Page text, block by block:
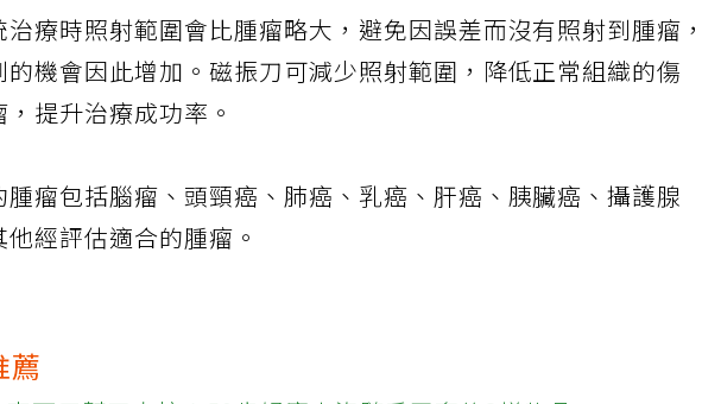
療時照射範圍會比腫瘤略大，避免因誤差而沒有照射到腫瘤，
機會因此增加。磁振刀可減少照射範圍，降低正常組織的傷
提升治療成功率。
腫瘤包括腦瘤、頭頸癌、肺癌、乳癌、肝癌、胰臟癌、攝護腺
經評估適合的腫瘤。
薦